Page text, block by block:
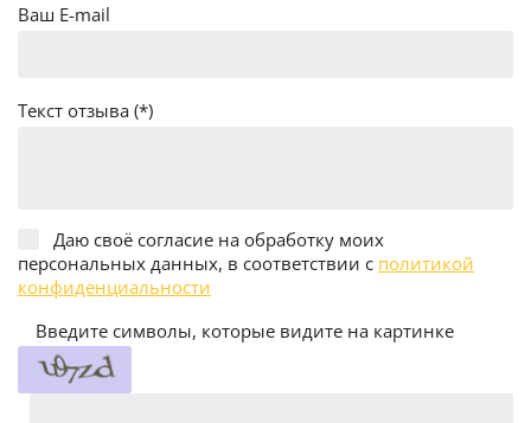
Ваш E-mail
Текст отзыва (*)
Даю своё согласие на обработку моих
персональных данных, в соответствии с политикой
конфиденциальности
Введите символы, которые видите на картинке